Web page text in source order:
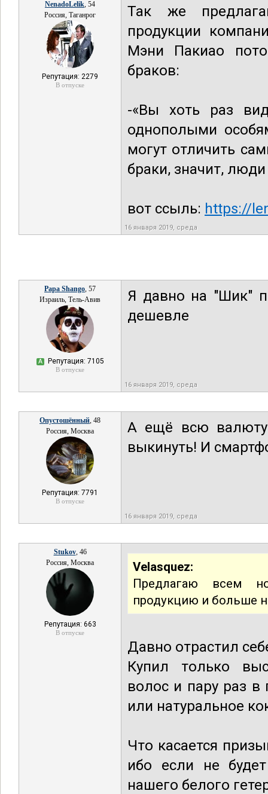
NenadoLelik, 54
Россия, Таганрог
Репутация: 2279
В отпуске
Так же
продукции
Мэни Пакиао
браков:
-«Вы хоть раз
однополыми
могут отличить
браки, значит,
вот ссыль: https://
16 января 2019, среда
Papa Shango, 57
Израиль, Тель-Авив
А Репутация: 7105
В отпуске
Я давно на "Шик"
дешевле
16 января 2019, среда
Опустошённый, 48
Россия, Москва
Репутация: 7791
В отпуске
А ещё всю
выкинуть! И
16 января 2019, среда
Stukov, 46
Россия, Москва
Репутация: 663
В отпуске
Velasquez:
Предлагаю всем
продукцию и больше
Давно отрастил
Купил только
волос и пару раз в
или натуральное
Что касается
ибо если не
нашего белого